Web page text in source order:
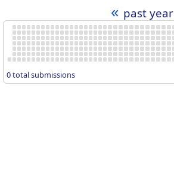
« past year
0 total submissions